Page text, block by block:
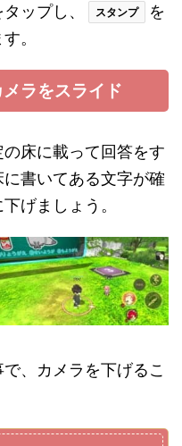
ップし、 スタンプ
を
。
ラをスライド
床に載って回答をす
書いてある文字が確
げましょう。
、カメラを下げるこ